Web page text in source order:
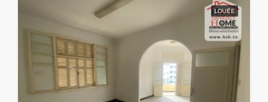
LOUÉE